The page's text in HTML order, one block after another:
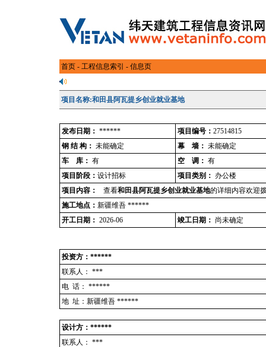
首页 - 工程信息索引 - 信息页
项目名称:和田县阿瓦提乡创业就业基地
发布日期： ****** 项目编号： 27514815
钢 结 构： 未能确定 幕 墙： 未能确定
车 库： 有 空 调： 有
项目阶段： 设计招标 项目类别： 办公楼
项目内容：
查看和田县阿瓦提乡创业就业基地的详细内容欢迎
施工地点： 新疆维吾 ******
开工日期： 2026-06 竣工日期： 尚未确定
投资方：******
联系人： ***
电 话： ******
地 址：新疆维吾 ******
设计方：******
联系人： ***